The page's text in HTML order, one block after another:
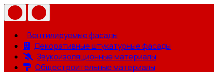
Вентилируемые фасады
Декоративные штукатурные фасады
Звукоизоляционные материалы
Общестроительные материалы